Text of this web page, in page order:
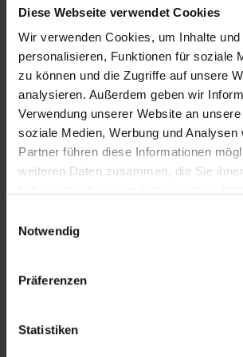
Diese Webseite verwendet Cookies
Wir verwenden Cookies, um Inhalte
personalisieren, Funktionen für soziale
zu können und die Zugriffe auf unsere
analysieren. Außerdem geben wir
Verwendung unserer Website an
soziale Medien, Werbung und Analysen
Partner führen diese Informationen
weiteren Daten zusammen, die Sie
Notwendig
Präferenzen
Statistiken
iT_Journalist mit Behinderung
Zusätzliches Material
Bilder
interessieren